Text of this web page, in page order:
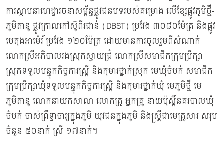
ការស្ថាបនាហេដ្ឋារចនាសម្ព័ន្ធផ្លូវជនបទរបស់គម្រោង លើខ្សែផ្លូវភូមិថ្មី-
ភូមិតានូ ផ្លូវក្រាលកៅស៊ូពីរជាន់ (DBST) ប្រវែង ៣០៨០ម៉ែត្រ និងផ្លូវ
បេតុងអាម៉េរ៍ ប្រវែង ១២០ម៉ែត្រ ដោយមានការចូលរួមពីសំណាក់
លោកស្រីអភិបាលរងស្រុកស្វាយជ្រំ លោកស្រីសមាជិកក្រុមប្រឹក្សា
ស្រុកទទួលបន្ទុកកិច្ចការស្រី្ត និងកុមារថ្នាក់ស្រុក មេឃុំចំបក់ សមាជិក
ក្រុមប្រឹក្សាឃុំទទួលបន្ទុកកិច្ចការស្រី្ត និងកុមារថ្នាក់ឃុំ មេភូមិថ្មី មេ
ភូមិតានូ លោកនាយកសាលា លោកគ្រូ អ្នកគ្រូ នាយប៉ុស្តិ៍នគរបាលឃុំ
ចំបក់ ចាស់ព្រឹទ្ធាចារ្យក្នុងភូមិ យុវជនក្នុងភូមិ និងស្ត្រីជាមេគ្រួសារ សរុប
ចំនួន ៥០នាក់ ស្រី ១៧នាក់។